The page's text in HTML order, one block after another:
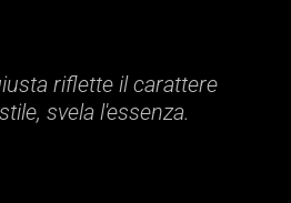
riflette il carattere
svela l'essenza.